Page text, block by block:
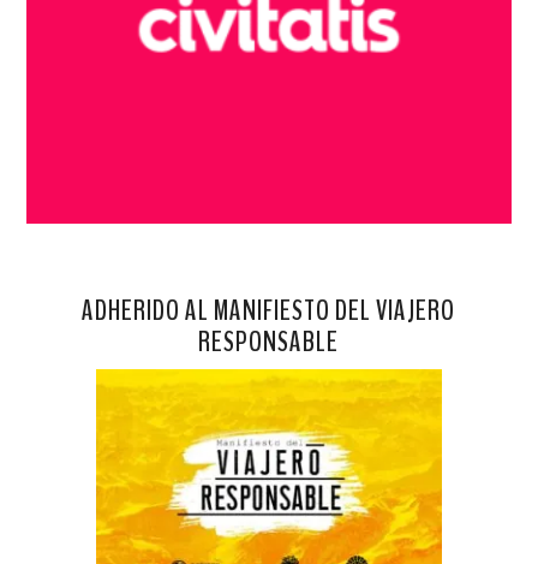
ADHERIDO AL MANIFIESTO DEL VIAJERO
RESPONSABLE